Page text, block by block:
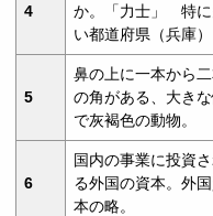
4
か。「力士」 特に
い都道府県（兵庫）
5
鼻の上に一本から
の角がある、大き
で灰褐色の動物。
6
国内の事業に投資
る外国の資本。外
本の略。